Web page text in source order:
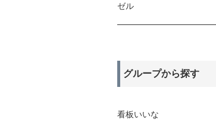
ゼル
グループから探す
看板いいな